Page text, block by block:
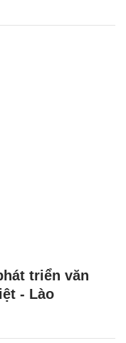
triển văn
- Lào